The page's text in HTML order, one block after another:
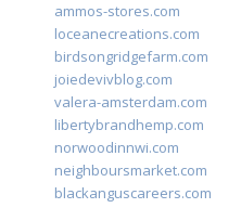
ammos-stores.com
loceanecreations.com
birdsongridgefarm.com
joiedevivblog.com
valera-amsterdam.com
libertybrandhemp.com
norwoodinnwi.com
neighboursmarket.com
blackanguscareers.com